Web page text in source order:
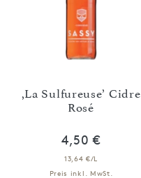
,La Sulfureuse’ Cidre
Rosé
4,50 €
13,64 €/L
Preis inkl. MwSt.